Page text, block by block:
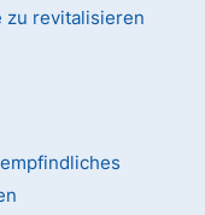
zu revitalisieren